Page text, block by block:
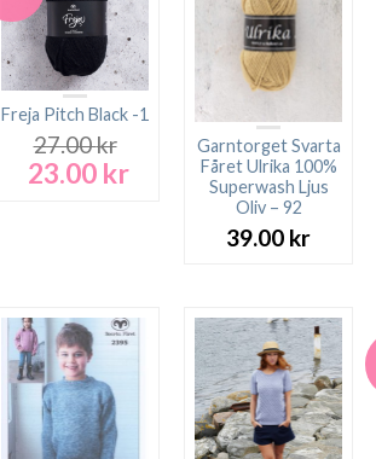
Freja Pitch Black -1
27.00kr
Det
23.00 krDet
nuvarande
Garntorget Svarta
Fåret Ulrika 100%
Superwash Ljus
Oliv – 92
39.00 kr